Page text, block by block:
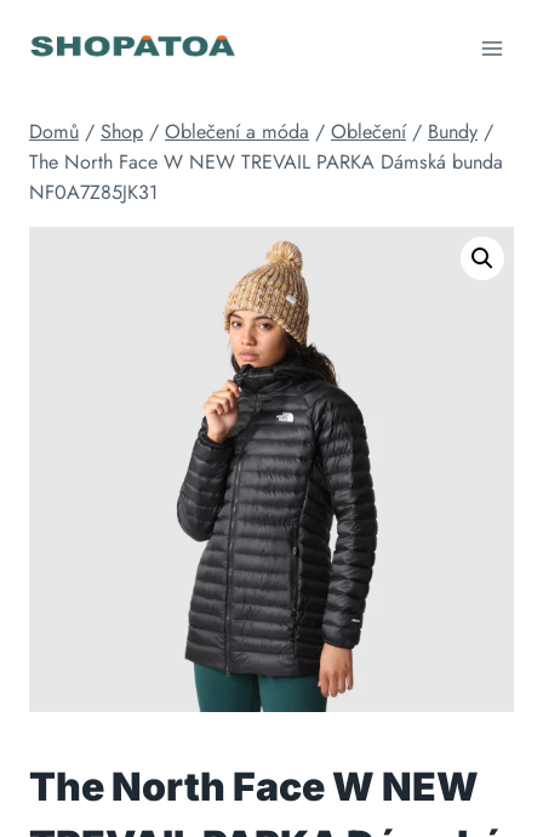
Domů / Shop / Oblečení a móda / Oblečení / Bundy /
The North Face W NEW TREVAIL PARKA Dámská bunda
NF0A7Z85JK31
The North Face W NEW